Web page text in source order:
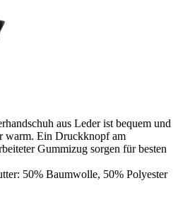
aus Leder ist bequem und
warm. Ein Druckknopf am
Gummizug sorgen für besten
50% Baumwolle, 50% Polyester